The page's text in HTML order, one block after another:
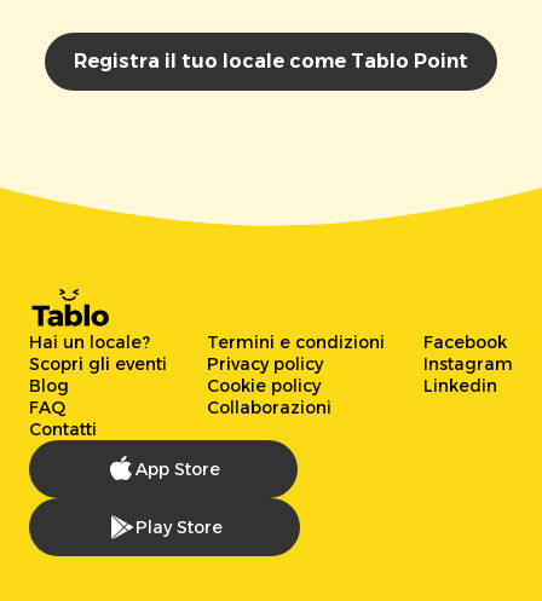
Registra il tuo locale come Tablo Point
Hai un locale?
Scopri gli eventi
Blog
FAQ
Contatti
Termini e condizioni
Privacy policy
Cookie policy
Collaborazioni
Facebook
Instagram
Linkedin
App Store
Play Store